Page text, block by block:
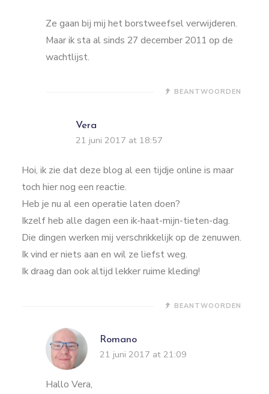
Ze gaan bij mij het borstweefsel verwijderen.
Maar ik sta al sinds 27 december 2011 op de
wachtlijst.
BEANTWOORDEN
Vera
21 juni 2017 at 18:57
Hoi, ik zie dat deze blog al een tijdje online is maar
toch hier nog een reactie.
Heb je nu al een operatie laten doen?
Ikzelf heb alle dagen een ik-haat-mijn-tieten-dag.
Die dingen werken mij verschrikkelijk op de zenuwen.
Ik vind er niets aan en wil ze liefst weg.
Ik draag dan ook altijd lekker ruime kleding!
BEANTWOORDEN
Romano
21 juni 2017 at 21:09
Hallo Vera,